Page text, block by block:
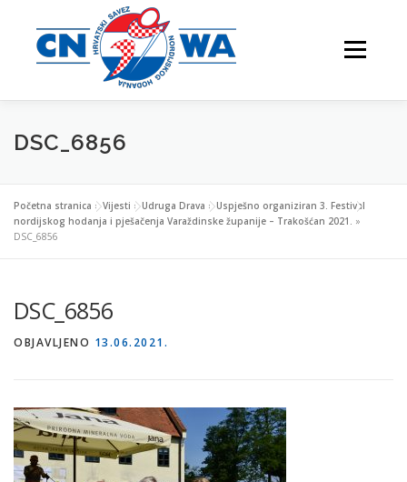
sadržaj
Izbornik
NATJECANJA
NORDIJSKO HODANJE
DSC_6856
Početna stranica »Vijesti »Udruga Drava »Uspješno organiziran 3. Festival
nordijskog hodanja i pješačenja Varaždinske županije – Trakošćan 2021. »
DSC_6856
DSC_6856
OBJAVLJENO 13.06.2021.